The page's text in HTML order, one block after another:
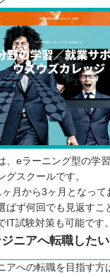
、eラーニング型の学
グスクールです。
月から3ヶ月となって
ばず何回でも見返すこ
IT試験対策も可能です。
ニアへ転職したい
アへの転職を目指す方